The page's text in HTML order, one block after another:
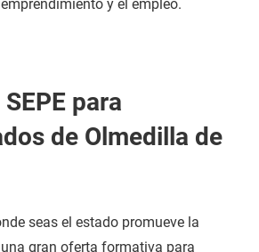
y el empleo.
para
de Olmedilla de
seas el estado promueve la
gran oferta formativa para